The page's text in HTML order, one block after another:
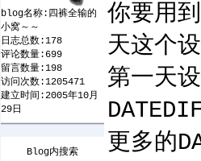
blog名称:四裤全输的
小窝～～
日志总数:178
评论数量:699
留言数量:198
访问次数:1205471
建立时间:2005年10月
29日
Blog内搜索
你要用
天这个
第一天
更多的